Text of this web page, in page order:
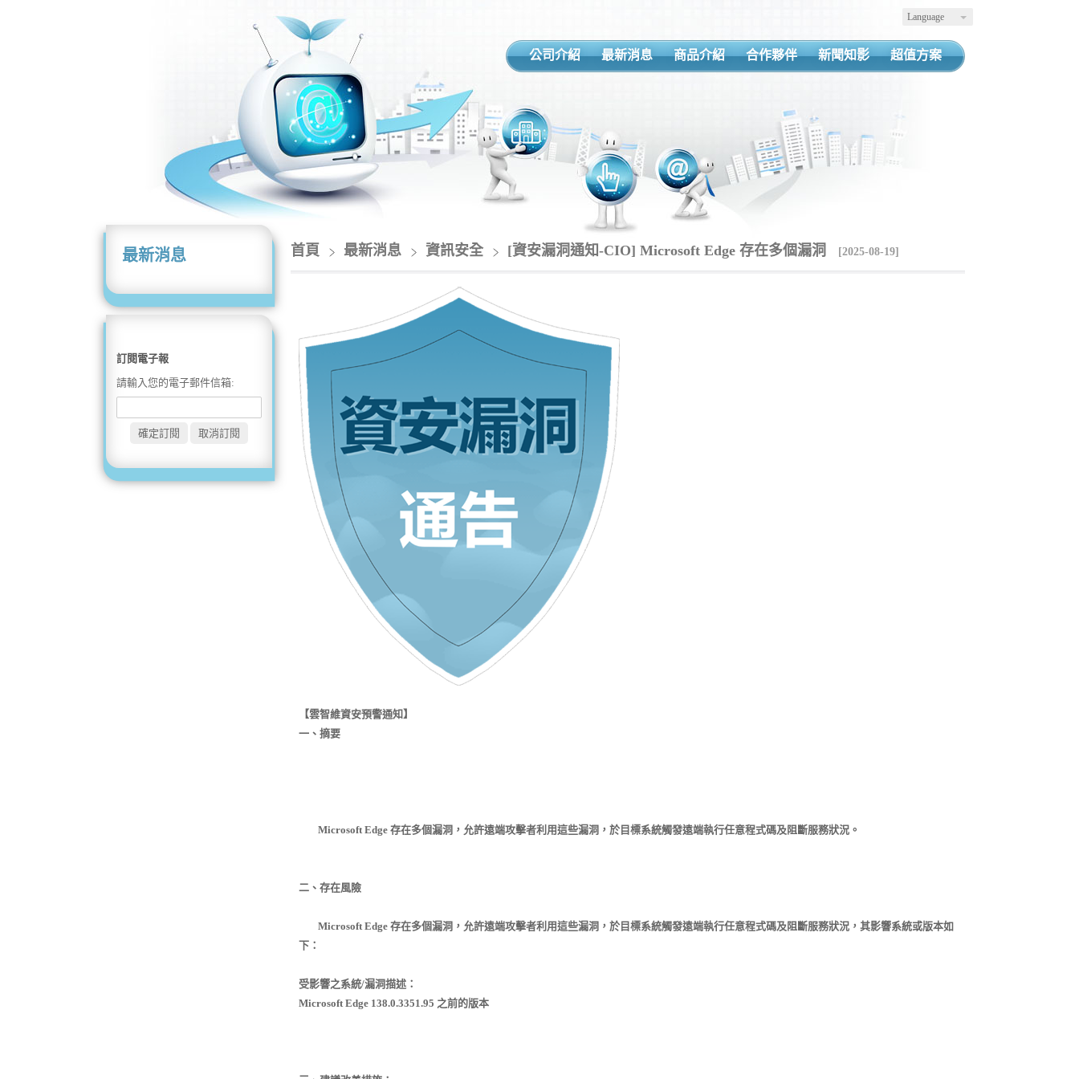
Language
公司介紹 最新消息 商品介紹 合作夥伴 新聞知影 超值方案
最新消息
訂閱電子報
請輸入您的電子郵件信箱:
首頁 最新消息 資訊安全 [資安漏洞通知-CIO] Microsoft Edge 存在多個漏洞 [2025-08-19]
【雲智維資安預警通知】
一、摘要
Microsoft Edge 存在多個漏洞，允許遠端攻擊者利用這些漏洞，於目標系統觸發遠端執行任意程式碼及阻斷服務狀況。
二、存在風險
Microsoft Edge 存在多個漏洞，允許遠端攻擊者利用這些漏洞，於目標系統觸發遠端執行任意程式碼及阻斷服務狀況，其影響系統或版本如
下：
受影響之系統/漏洞描述：
Microsoft Edge 138.0.3351.95 之前的版本